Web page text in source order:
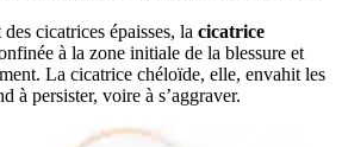
cicatrices épaisses, la cicatrice
à la zone initiale de la blessure et
La cicatrice chéloïde, elle, envahit les
à persister, voire à s’aggraver.